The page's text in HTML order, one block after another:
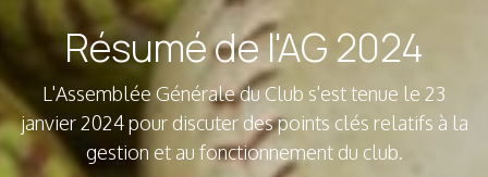
Résumé de l'AG 2024
L'Assemblée Générale du Club s'est tenue le 23
janvier 2024 pour discuter des points clés relatifs à la
gestion et au fonctionnement du club.